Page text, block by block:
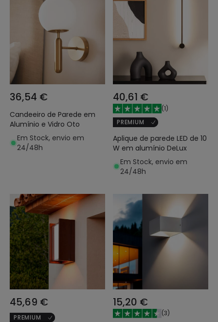
36,54 €
Candeeiro de Parede em
Alumínio e Vidro Oto
Em Stock, envio em
24/48h
40,61 €
(1)
PREMIUM
Aplique de parede LED de 10
W em alumínio DeLux
Em Stock, envio em
24/48h
45,69 €
PREMIUM
15,20 €
(3)